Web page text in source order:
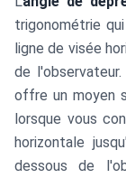
trigonométrie
ligne de visée
de l'observateur.
offre un moyen
lorsque vous
horizontale
dessous de